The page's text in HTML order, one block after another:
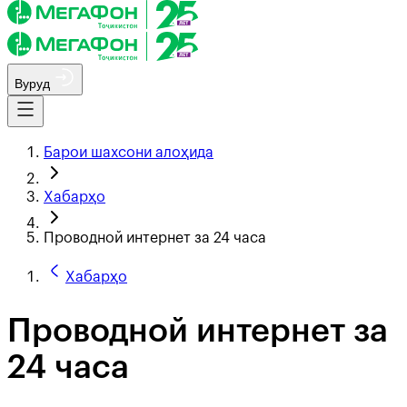
Вуруд
Барои шахсони алоҳида
Хабарҳо
Проводной интернет за 24 часа
Хабарҳо
Проводной интернет за
24 часа